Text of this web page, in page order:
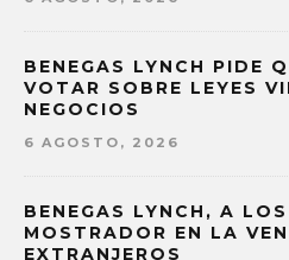
BENEGAS LYNCH PIDE
VOTAR SOBRE LEYES
NEGOCIOS
6 AGOSTO, 2026
BENEGAS LYNCH, A
MOSTRADOR EN LA
EXTRANJEROS